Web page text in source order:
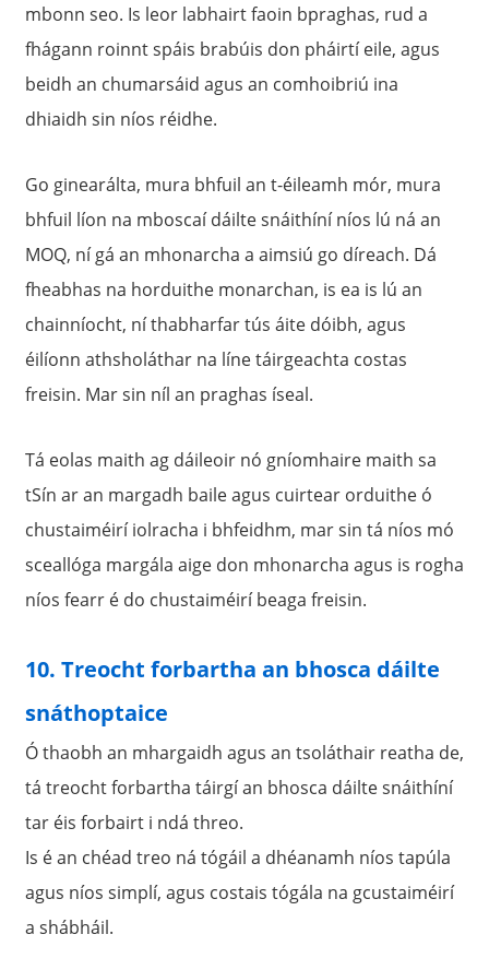
mbonn seo. Is leor labhairt faoin bpraghas, rud a
fhágann roinnt spáis brabúis don pháirtí eile, agus
beidh an chumarsáid agus an comhoibriú ina
dhiaidh sin níos réidhe.
Go ginearálta, mura bhfuil an t-éileamh mór, mura
bhfuil líon na mboscaí dáilte snáithíní níos lú ná an
MOQ, ní gá an mhonarcha a aimsiú go díreach. Dá
fheabhas na horduithe monarchan, is ea is lú an
chainníocht, ní thabharfar tús áite dóibh, agus
éilíonn athsholáthar na líne táirgeachta costas
freisin. Mar sin níl an praghas íseal.
Tá eolas maith ag dáileoir nó gníomhaire maith sa
tSín ar an margadh baile agus cuirtear orduithe ó
chustaiméirí iolracha i bhfeidhm, mar sin tá níos mó
sceallóga margála aige don mhonarcha agus is rogha
níos fearr é do chustaiméirí beaga freisin.
10. Treocht forbartha an bhosca dáilte
snáthoptaice
Ó thaobh an mhargaidh agus an tsoláthair reatha de,
tá treocht forbartha táirgí an bhosca dáilte snáithíní
tar éis forbairt i ndá threo.
Is é an chéad treo ná tógáil a dhéanamh níos tapúla
agus níos simplí, agus costais tógála na gcustaiméirí
a shábháil.